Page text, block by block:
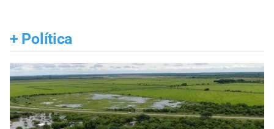
+ Política